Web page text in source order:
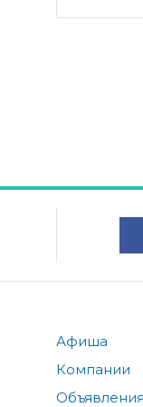
Афиша
Компании
Объявления